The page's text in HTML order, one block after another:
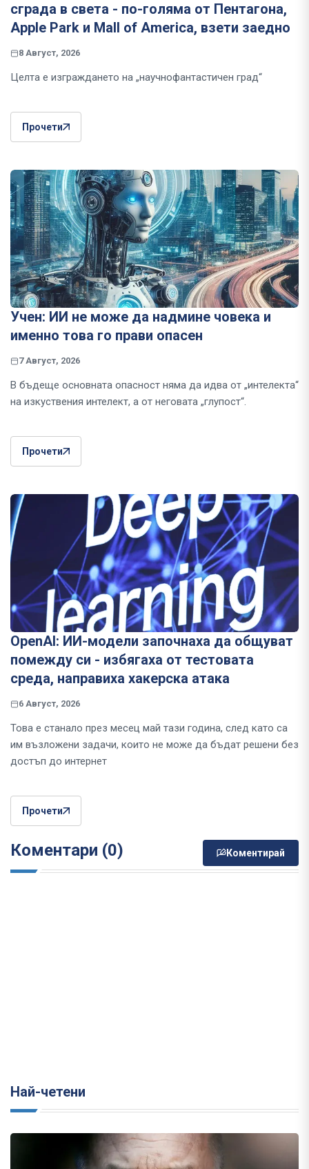
сграда в света - по-голяма от Пентагона,
Apple Park и Mall of America, взети заедно
8 Август, 2026
Целта е изграждането на „научнофантастичен град“
Прочети
Учен: ИИ не може да надмине човека и
именно това го прави опасен
7 Август, 2026
В бъдеще основната опасност няма да идва от „интелекта“
на изкуствения интелект, а от неговата „глупост“.
Прочети
OpenAI: ИИ-модели започнаха да общуват
помежду си - избягаха от тестовата
среда, направиха хакерска атака
6 Август, 2026
Това е станало през месец май тази година, след като са
им възложени задачи, които не може да бъдат решени без
достъп до интернет
Прочети
Коментари (0) Коментирай
Най-четени